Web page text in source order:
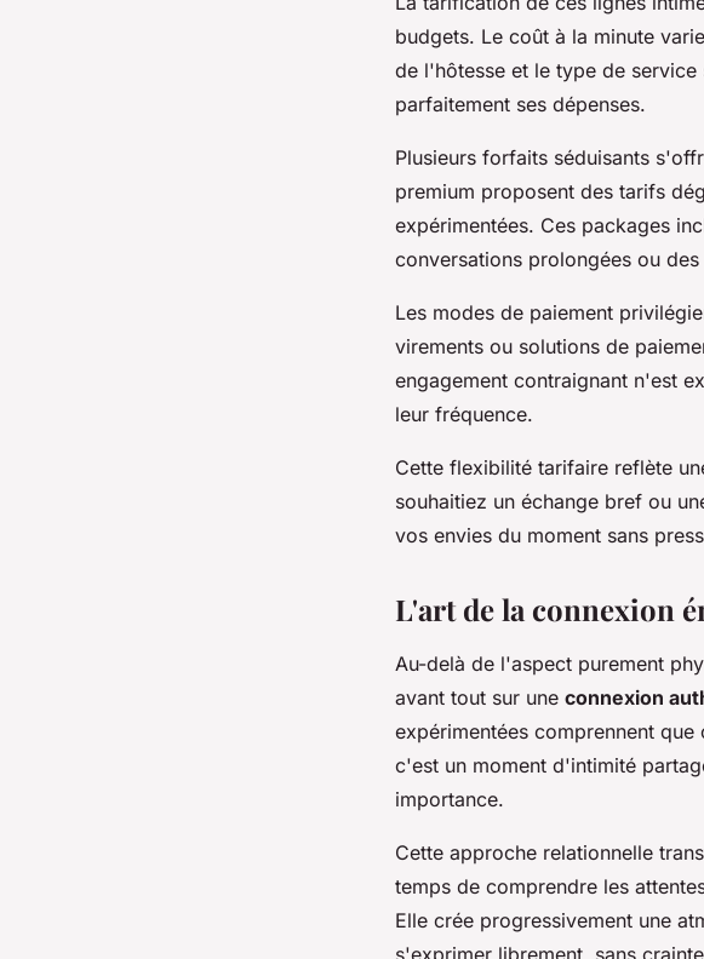
budgets. Le coût à la minute
de l'hôtesse et le type de
parfaitement ses dépenses.
Plusieurs forfaits séduisants
premium proposent des tarifs
expérimentées. Ces packages
conversations prolongées ou
Les modes de paiement
virements ou solutions de
engagement contraignant n'est
leur fréquence.
Cette flexibilité tarifaire reflète
souhaitiez un échange bref ou
vos envies du moment sans
L'art de la connexion
Au-delà de l'aspect purement
avant tout sur une connexion
expérimentées comprennent
c'est un moment d'intimité
importance.
Cette approche relationnelle
temps de comprendre les
Elle crée progressivement une
s'exprimer librement, sans